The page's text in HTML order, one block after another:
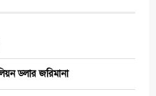
ডলার জরিমানা